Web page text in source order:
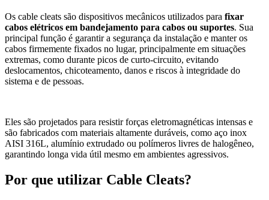
Os cable cleats são dispositivos mecânicos utilizados para fixar
cabos elétricos em bandejamento para cabos ou suportes. Sua
principal função é garantir a segurança da instalação e manter os
cabos firmemente fixados no lugar, principalmente em situações
extremas, como durante picos de curto-circuito, evitando
deslocamentos, chicoteamento, danos e riscos à integridade do
sistema e de pessoas.
Eles são projetados para resistir forças eletromagnéticas intensas e
são fabricados com materiais altamente duráveis, como aço inox
AISI 316L, alumínio extrudado ou polímeros livres de halogêneo,
garantindo longa vida útil mesmo em ambientes agressivos.
Por que utilizar Cable Cleats?